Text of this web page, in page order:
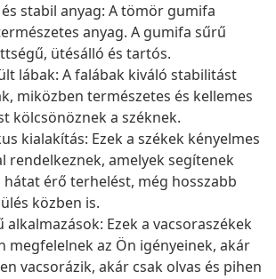
stabil anyag: A tömör gumifa
anyag. A gumifa sűrű
ütésálló és tartós.
lábak: A falábak kiváló stabilitást
miközben természetes és kellemes
kölcsönöznek a széknek.
kialakítás: Ezek a székek kényelmes
rendelkeznek, amelyek segítenek
hátat érő terhelést, még hosszabb
közben is.
alkalmazások: Ezek a vacsoraszékek
megfelelnek az Ön igényeinek, akár
vacsorázik, akár csak olvas és pihen